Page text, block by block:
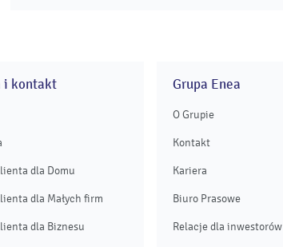
i kontakt
dla Domu
dla Małych firm
dla Biznesu
Grupa Enea
O Grupie
Kontakt
Kariera
Biuro Prasowe
Relacje dla inwestorów